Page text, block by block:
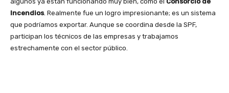
Incendios. Realmente fue un logro impresionante; es un sistema
que podríamos exportar. Aunque se coordina desde la SPF,
participan los técnicos de las empresas y trabajamos
estrechamente con el sector público.